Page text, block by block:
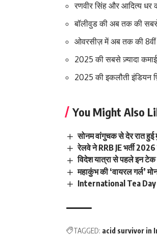
रणवीर सिंह और आदित्य धर
बॉलीवुड की अब तक की
ओवरसीज़ में अब तक की 8वीं
2025 की सबसे ज़्यादा
2025 की इकलौती इंडियन
You Might Also
सोनम वांगुचक से देर रात
रेलवे ने RRB JE भर्ती
विदेश यात्रा से पहले इन
महाकुंभ की ‘वायरल गर्ल’
International Tea Day
TAGGED: acid survivor in